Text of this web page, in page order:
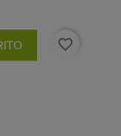
favorite_border